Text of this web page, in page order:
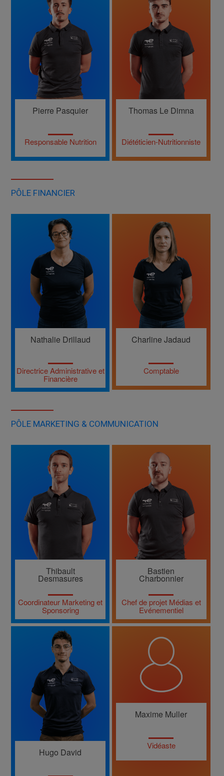
Pierre Pasquier
Responsable Nutrition
Thomas Le Dimna
Diététicien-Nutritionniste
PÔLE FINANCIER
Nathalie Drillaud
Directrice Administrative et
Financière
Charline Jadaud
Comptable
PÔLE MARKETING & COMMUNICATION
Thibault
Desmasures
Coordinateur Marketing et
Sponsoring
Bastien
Charbonnier
Chef de projet Médias et
Evénementiel
Hugo David
Maxime Muller
Vidéaste